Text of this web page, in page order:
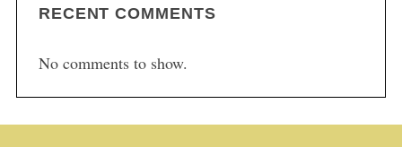
RECENT COMMENTS
No comments to show.